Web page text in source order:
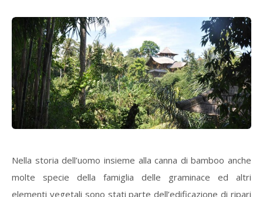
Nella storia dell’uomo insieme alla canna di bamboo anche
molte specie della famiglia delle graminace ed altri
elementi vegetali sono stati parte dell’edificazione di ripari